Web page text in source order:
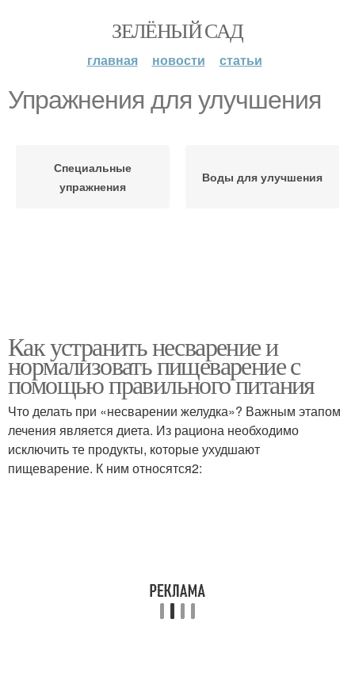
ЗЕЛЁНЫЙ САД
главная новости статьи
Упражнения для улучшения
Специальные
упражнения
Воды для улучшения
Как устранить несварение и
нормализовать пищеварение с
помощью правильного питания
Что делать при «несварении желудка»? Важным этапом
лечения является диета. Из рациона необходимо
исключить те продукты, которые ухудшают
пищеварение. К ним относятся2: